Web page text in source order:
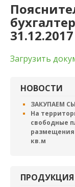
31.12.2017
Загрузить
НОВОСТИ
ЗАКУПАЕМ
На
свободные
размещения
кв.м
ПРОДУКЦИЯ